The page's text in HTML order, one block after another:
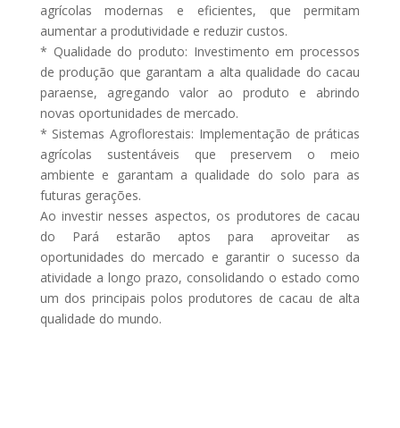
agrícolas modernas e eficientes, que permitam
aumentar a produtividade e reduzir custos.
* Qualidade do produto: Investimento em processos
de produção que garantam a alta qualidade do cacau
paraense, agregando valor ao produto e abrindo
novas oportunidades de mercado.
* Sistemas Agroflorestais: Implementação de práticas
agrícolas sustentáveis que preservem o meio
ambiente e garantam a qualidade do solo para as
futuras gerações.
Ao investir nesses aspectos, os produtores de cacau
do Pará estarão aptos para aproveitar as
oportunidades do mercado e garantir o sucesso da
atividade a longo prazo, consolidando o estado como
um dos principais polos produtores de cacau de alta
qualidade do mundo.